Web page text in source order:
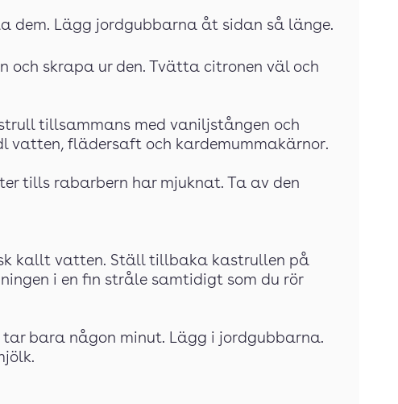
dem. Lägg jordgubbarna åt sidan så länge.
och skrapa ur den. Tvätta citronen väl och
tillsammans med vaniljstången och
vatten, flädersaft och kardemummakärnor.
tills rabarbern har mjuknat. Ta av den
kallt vatten. Ställ tillbaka kastrullen på
i en fin stråle samtidigt som du rör
bara någon minut. Lägg i jordgubbarna.